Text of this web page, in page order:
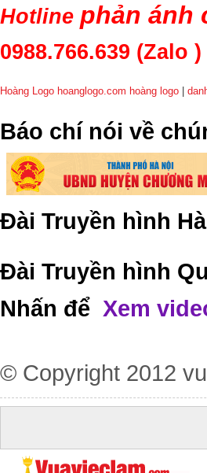
Hotline phản ánh
0988.766.639 (Zalo )
Hoàng Logo hoanglogo.com hoàng logo
​Báo chí nói về
Đài Truyền hình
Đài Truyền hình
Nhấn để Xem
© Copyright 2012